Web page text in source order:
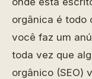
orgânica é todo
você faz um
toda vez que
orgânico (SEO)